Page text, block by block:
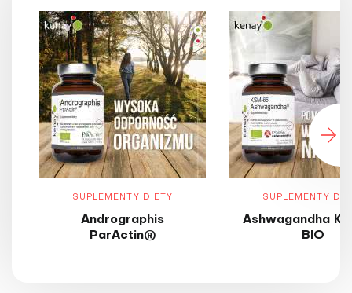
SUPLEMENTY DIETY
Andrographis
ParActin®
SUPLEMENTY
Ashwagandha
BIO